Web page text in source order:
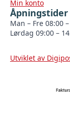
Min konto
Åpningstider
Man – Fre 08:00
Lørdag 09:00 –
Utviklet av